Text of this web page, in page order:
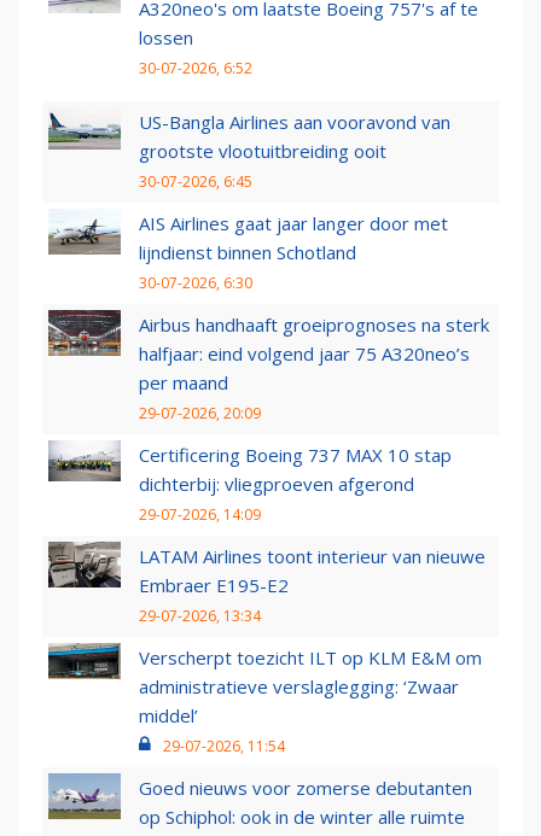
A320neo's om laatste Boeing 757's af te
lossen
30-07-2026, 6:52
US-Bangla Airlines aan vooravond van
grootste vlootuitbreiding ooit
30-07-2026, 6:45
AIS Airlines gaat jaar langer door met
lijndienst binnen Schotland
30-07-2026, 6:30
Airbus handhaaft groeiprognoses na sterk
halfjaar: eind volgend jaar 75 A320neo’s
per maand
29-07-2026, 20:09
Certificering Boeing 737 MAX 10 stap
dichterbij: vliegproeven afgerond
29-07-2026, 14:09
LATAM Airlines toont interieur van nieuwe
Embraer E195-E2
29-07-2026, 13:34
Verscherpt toezicht ILT op KLM E&M om
administratieve verslaglegging: ‘Zwaar
middel’
29-07-2026, 11:54
Goed nieuws voor zomerse debutanten
op Schiphol: ook in de winter alle ruimte